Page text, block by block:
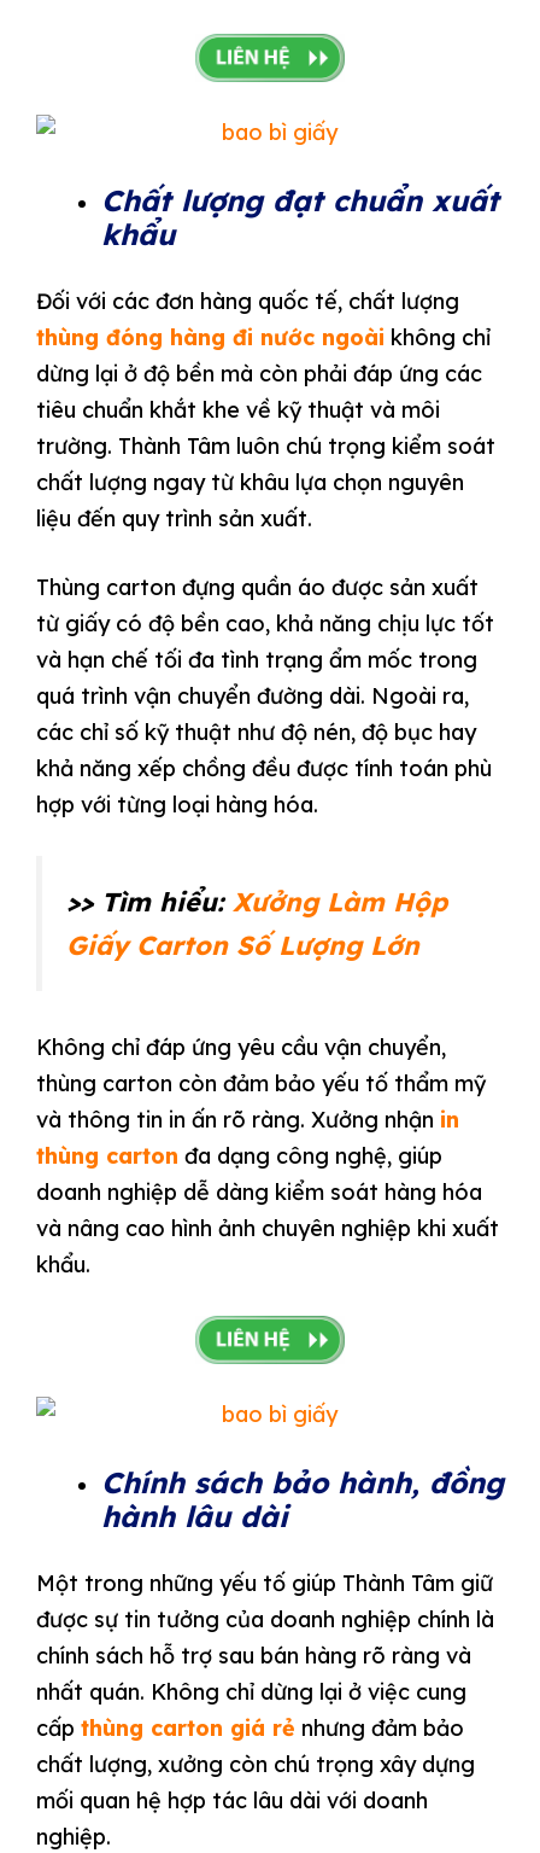
Chất lượng đạt chuẩn xuất
khẩu
Đối với các đơn hàng quốc tế, chất lượng
thùng đóng hàng đi nước ngoài không chỉ
dừng lại ở độ bền mà còn phải đáp ứng các
tiêu chuẩn khắt khe về kỹ thuật và môi
trường. Thành Tâm luôn chú trọng kiểm soát
chất lượng ngay từ khâu lựa chọn nguyên
liệu đến quy trình sản xuất.
Thùng carton đựng quần áo được sản xuất
từ giấy có độ bền cao, khả năng chịu lực tốt
và hạn chế tối đa tình trạng ẩm mốc trong
quá trình vận chuyển đường dài. Ngoài ra,
các chỉ số kỹ thuật như độ nén, độ bục hay
khả năng xếp chồng đều được tính toán phù
hợp với từng loại hàng hóa.
>> Tìm hiểu: Xưởng Làm Hộp
Giấy Carton Số Lượng Lớn
Không chỉ đáp ứng yêu cầu vận chuyển,
thùng carton còn đảm bảo yếu tố thẩm mỹ
và thông tin in ấn rõ ràng. Xưởng nhận in
thùng carton đa dạng công nghệ, giúp
doanh nghiệp dễ dàng kiểm soát hàng hóa
và nâng cao hình ảnh chuyên nghiệp khi xuất
khẩu.
Chính sách bảo hành, đồng
hành lâu dài
Một trong những yếu tố giúp Thành Tâm giữ
được sự tin tưởng của doanh nghiệp chính là
chính sách hỗ trợ sau bán hàng rõ ràng và
nhất quán. Không chỉ dừng lại ở việc cung
cấp thùng carton giá rẻ nhưng đảm bảo
chất lượng, xưởng còn chú trọng xây dựng
mối quan hệ hợp tác lâu dài với doanh
nghiệp.